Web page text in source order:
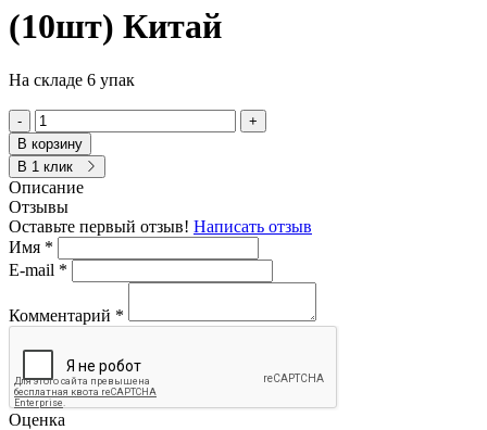
(10шт) Китай
На складе 6 упак
-
+
В корзину
В 1 клик
Описание
Отзывы
Оставьте первый отзыв! Написать отзыв
Имя *
E-mail *
Комментарий *
Оценка